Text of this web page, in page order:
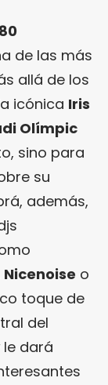
de las más
allá de los
icónica Iris
Olímpic
sino para
su
además,
Nicenoise o
toque de
del
le dará